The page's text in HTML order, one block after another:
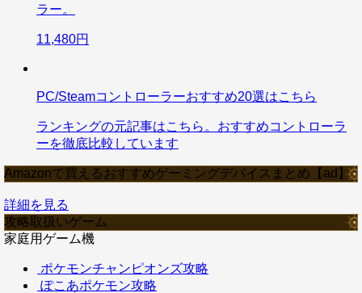
ラー。
11,480円
PC/Steamコントローラーおすすめ20選はこちら
ランキングの元記事はこちら。おすすめコントローラ
ーを徹底比較しています
Amazonで買えるおすすめゲーミングデバイスまとめ【ad】
詳細を見る
攻略取扱いゲーム
家庭用ゲーム機
ポケモンチャンピオンズ攻略
ぽこあポケモン攻略